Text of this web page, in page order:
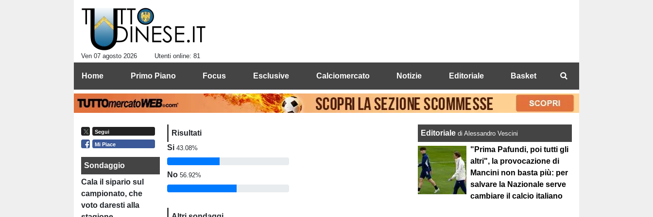
Ven 07 agosto 2026 Utenti online: 81
Home Primo Piano Focus Esclusive Calciomercato Notizie Editoriale Basket
Segui
Mi Piace
Sondaggio
Cala il sipario sul
campionato, che
voto daresti alla
Risultati
Si43.08%
No 56.92%
Editorialedi Alessandro Vescini
"Prima Pafundi, poi tutti gli
altri", la provocazione di
Mancini non basta più: per
salvare la Nazionale serve
cambiare il calcio italiano